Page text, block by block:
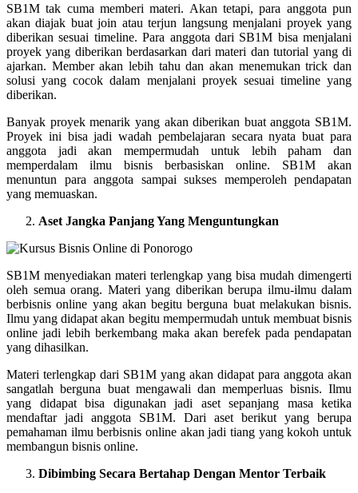
SB1M tak cuma memberi materi. Akan tetapi, para anggota pun
akan diajak buat join atau terjun langsung menjalani proyek yang
diberikan sesuai timeline. Para anggota dari SB1M bisa menjalani
proyek yang diberikan berdasarkan dari materi dan tutorial yang di
ajarkan. Member akan lebih tahu dan akan menemukan trick dan
solusi yang cocok dalam menjalani proyek sesuai timeline yang
diberikan.
Banyak proyek menarik yang akan diberikan buat anggota SB1M.
Proyek ini bisa jadi wadah pembelajaran secara nyata buat para
anggota jadi akan mempermudah untuk lebih paham dan
memperdalam ilmu bisnis berbasiskan online. SB1M akan
menuntun para anggota sampai sukses memperoleh pendapatan
yang memuaskan.
Aset Jangka Panjang Yang Menguntungkan
SB1M menyediakan materi terlengkap yang bisa mudah dimengerti
oleh semua orang. Materi yang diberikan berupa ilmu-ilmu dalam
berbisnis online yang akan begitu berguna buat melakukan bisnis.
Ilmu yang didapat akan begitu mempermudah untuk membuat bisnis
online jadi lebih berkembang maka akan berefek pada pendapatan
yang dihasilkan.
Materi terlengkap dari SB1M yang akan didapat para anggota akan
sangatlah berguna buat mengawali dan memperluas bisnis. Ilmu
yang didapat bisa digunakan jadi aset sepanjang masa ketika
mendaftar jadi anggota SB1M. Dari aset berikut yang berupa
pemahaman ilmu berbisnis online akan jadi tiang yang kokoh untuk
membangun bisnis online.
Dibimbing Secara Bertahap Dengan Mentor Terbaik